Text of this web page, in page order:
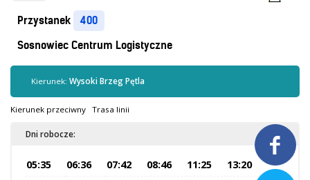

Honorowanie biletów ZK„KM”
Kontrola biletów
Sprzedaż biletów u kierowców
Jaworznicka Karta Miejska
Open Payment System
Przystanek 400
Sosnowiec Centrum Logistyczne
Kierunek: Wysoki Brzeg Pętla
Kierunek przeciwny Trasa linii
Dni robocze:
05:35 06:36 07:42 08:46 11:25
13:20